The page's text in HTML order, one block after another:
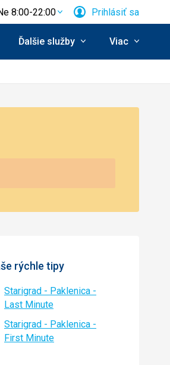
8:00-22:00 Prihlásiť sa
Ďalšie služby Viac
rýchle tipy
Starigrad - Paklenica -
Last Minute
Starigrad - Paklenica -
First Minute